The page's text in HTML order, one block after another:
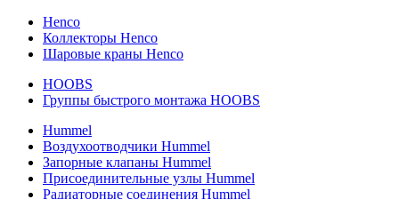
Henco
Коллекторы Henco
Шаровые краны Henco
HOOBS
Группы быстрого монтажа HOOBS
Hummel
Воздухоотводчики Hummel
Запорные клапаны Hummel
Присоединительные узлы Hummel
Радиаторные соединения Hummel